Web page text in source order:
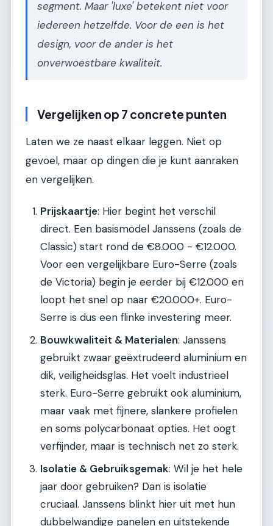
segment. Maar 'luxe' betekent niet voor
iedereen hetzelfde. Voor de een is het
design, voor de ander is het
onverwoestbare kwaliteit.
Vergelijken op 7 concrete punten
Laten we ze naast elkaar leggen. Niet op
gevoel, maar op dingen die je kunt aanraken
en vergelijken.
Prijskaartje: Hier begint het verschil
direct. Een basismodel Janssens (zoals de
Classic) start rond de €8.000 - €12.000.
Voor een vergelijkbare Euro-Serre (zoals
de Victoria) begin je eerder bij €12.000 en
loopt het snel op naar €20.000+. Euro-
Serre is dus een flinke investering meer.
Bouwkwaliteit & Materialen: Janssens
gebruikt zwaar geëxtrudeerd aluminium en
dik, veiligheidsglas. Het voelt industrieel
sterk. Euro-Serre gebruikt ook aluminium,
maar vaak met fijnere, slankere profielen
en soms polycarbonaat opties. Het oogt
verfijnder, maar is technisch net zo sterk.
Isolatie & Gebruiksgemak: Wil je het hele
jaar door gebruiken? Dan is isolatie
cruciaal. Janssens blinkt hier uit met hun
dubbelwandige panelen en uitstekende